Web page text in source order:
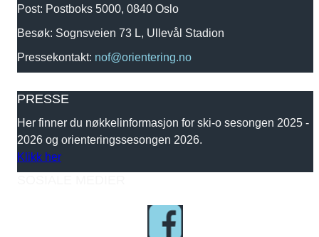
Post: Postboks 5000, 0840 Oslo
Besøk: Sognsveien 73 L, Ullevål Stadion
Pressekontakt: nof@orientering.no
PRESSE
Her finner du nøkkelinformasjon for ski-o sesongen 2025 -
2026 og orienteringssesongen 2026.
Klikk her